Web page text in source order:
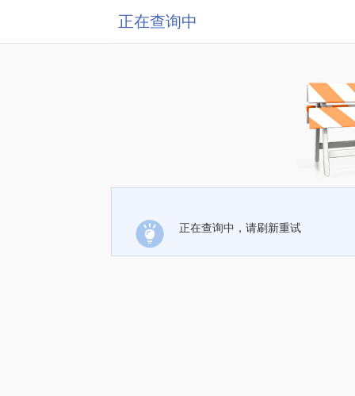
正在查询中
正在查询中，请刷新重试